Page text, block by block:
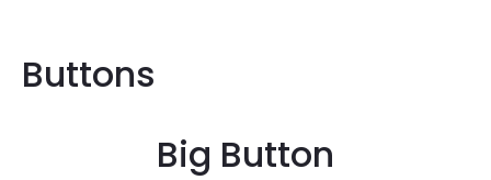
Buttons
Big Button